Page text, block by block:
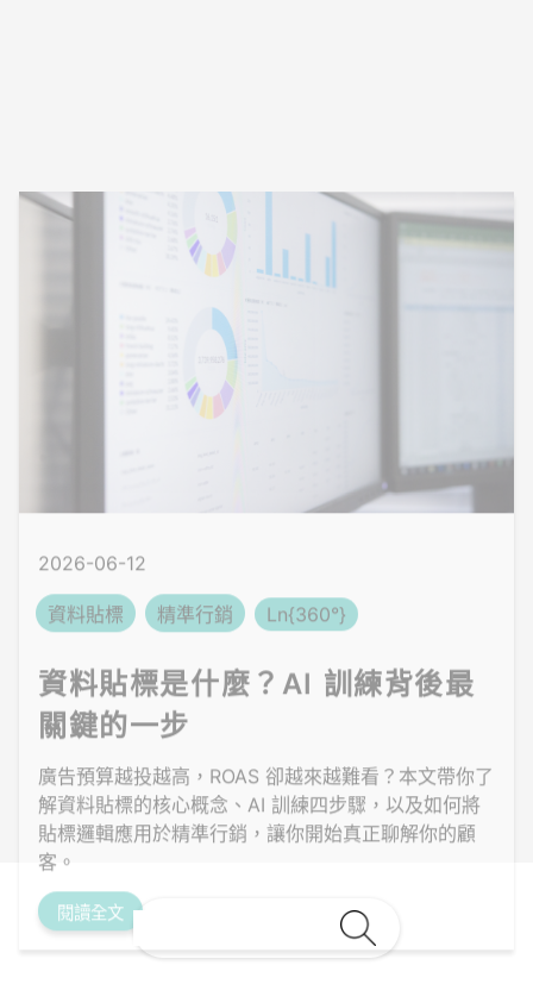
2026-06-12
資料貼標是什麼？AI 訓練背後最
關鍵的一步
廣告預算越投越高，ROAS 卻越來越難看？本文帶你了
貼標邏輯應用於精準行銷，讓你開始真正聊解你的顧
客。